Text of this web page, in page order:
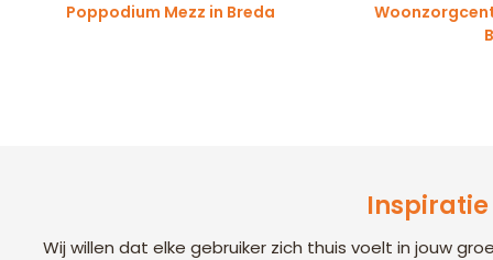
Poppodium Mezz in Breda
Wij willen dat elke gebruiker zich thuis voelt in jouw